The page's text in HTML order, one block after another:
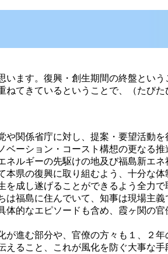
ます。復興・創生期間の終盤とい
てきているということで、（たび
関係省庁に対し、提案・要望活動
ーション・コースト構想の更なる
ルギーの先駆けの地及び福島新エ
県の復興に取り組むよう、十分な体
成し遂げることができるよう全力
福島に住んでいて、知事は現場主
的なエピソードも含め、霞ヶ関の
進む部分や、官僚の方々も１、２
ること、これが風化を防ぐ大事な